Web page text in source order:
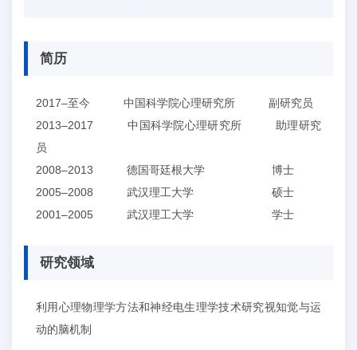
简历
2017–至今 中国科学院心理研究所 副研究员
2013–2017 中国科学院心理研究所 助理研究
员
2008–2013 德国哥廷根大学 博士
2005–2008 武汉理工大学 硕士
2001–2005 武汉理工大学 学士
研究领域
利用心理物理学方法和神经电生理学技术研究视知觉与运
动的脑机制